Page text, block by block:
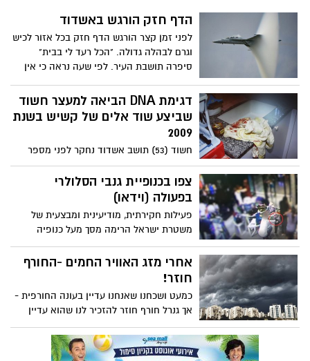
הדף חזק הורגש באשדוד
לפני זמן קצר הורגש הדף חזק בכל אזור לכיש
וגרם לבהלה גדולה. "הכל רעד לי בבית"
סיפרה תושבת העיר. לפי שעה נראה כי אין
דגימת DNA הביאה למעצר חשוד
שביצע שוד אלים של קשיש בשנת
2009
חשוד (53) תושב אשדוד נחקר לפני מספר
חודשים בתחנת המשטרה בעיר, בגין מקרה
אלימות בו היה מעורב, ובמהלכה ניטלה ממנו
דגימה למאגר המשטרתי. לפני כשבועיים
במאגר המשטרתי כחשוד בביצוע שוד לפני
צפו בכנופיית גנבי הסלולרי
בפעולה (וידאו)
פעילות חקירתית, מודיעינית ומבצעית של
משטרת ישראל הרימה מסך מעל כנופיה
שגנבה מאזרחים בשיטתיות עשרות רבות של
טלפונים סלולריים במרכזי קניות וקניונים
בפ"ת ובמקומות נוספים ברחבי הארץ. שיטת
להם 76 גניבות
אחרי מזג האוויר החמים -החורף
חוזר!
כמעט ושכחנו שאנחנו עדיין בעונה החורפית -
אך גנרל חורף חוזר להזכיר לנו שהוא עדיין
פה. החל מהלילה גשם מלווה בסופות רעמים
וקר מהרגיל לעונה